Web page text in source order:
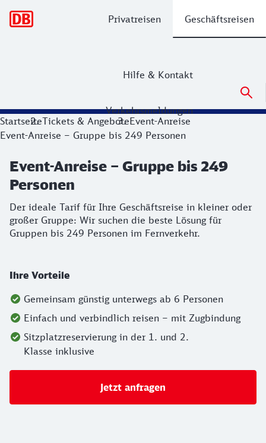
Privatreisen Geschäftsreisen
Hilfe & Kontakt
Verkehrsmeldungen
Event-Anreise – Gruppe bis 249
Der ideale Tarif für Ihre Geschäftsreise in kleiner oder
StartseiteTickets & AngeboteEvent-Anreise
Event-Anreise – Gruppe bis 249 Personen
Event-Anreise – Gruppe bis 249
Personen
Der ideale Tarif für Ihre Geschäftsreise in kleiner oder
großer Gruppe: Wir suchen die beste Lösung für
Gruppen bis 249 Personen im Fernverkehr.
Ihre Vorteile
Gemeinsam günstig unterwegs ab 6 Personen
Einfach und verbindlich reisen – mit Zugbindung
Sitzplatzreservierung in der 1. und 2.
Klasse inklusive
Jetzt anfragen